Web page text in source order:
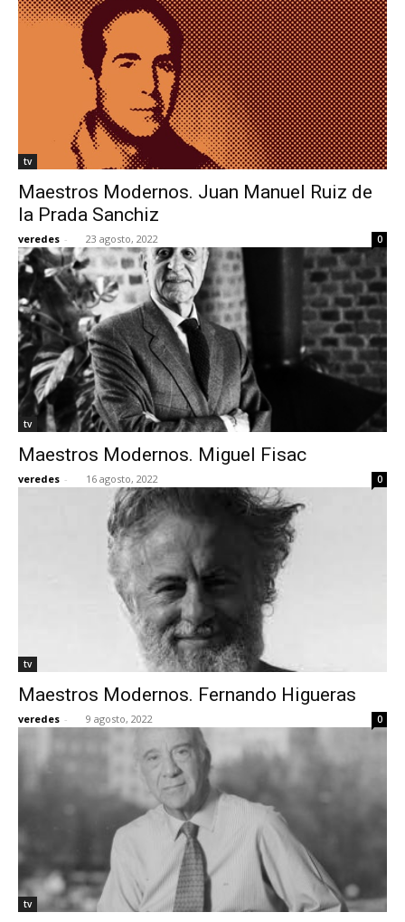
tv
Maestros Modernos. Juan Manuel Ruiz de
la Prada Sanchiz
veredes - 23 agosto, 2022 0
tv
Maestros Modernos. Miguel Fisac
veredes - 16 agosto, 2022 0
tv
Maestros Modernos. Fernando Higueras
veredes - 9 agosto, 2022 0
tv